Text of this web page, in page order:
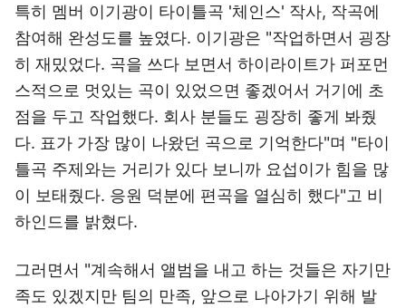
특히 멤버 이기광이 타이틀곡 '체인스' 작사, 작곡에
참여해 완성도를 높였다. 이기광은 "작업하면서 굉장
히 재밌었다. 곡을 쓰다 보면서 하이라이트가 퍼포먼
스적으로 멋있는 곡이 있었으면 좋겠어서 거기에 초
점을 두고 작업했다. 회사 분들도 굉장히 좋게 봐줬
다. 표가 가장 많이 나왔던 곡으로 기억한다"며 "타이
틀곡 주제와는 거리가 있다 보니까 요섭이가 힘을 많
이 보태줬다. 응원 덕분에 편곡을 열심히 했다"고 비
하인드를 밝혔다.
그러면서 "계속해서 앨범을 내고 하는 것들은 자기만
족도 있겠지만 팀의 만족, 앞으로 나아가기 위해 발